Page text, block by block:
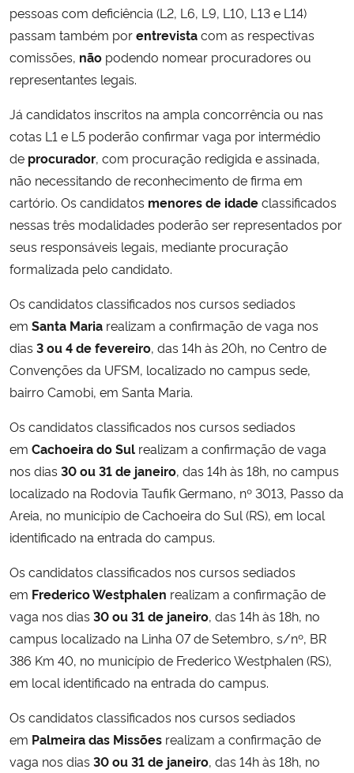
Controladoria-Geral da União
Ministério da Mulher, da Família e dos Direitos Humanos
Secretaria de Governo
Gabinete de Segurança Institucional
Advocacia-Geral da União
Banco Central do Brasil
Planalto
pessoas com deficiência (L2, L6, L9, L10, L13 e L14)
passam também porentrevistacom as respectivas
comissões, não podendo nomear procuradores ou
representantes legais.
Já candidatos inscritos na ampla concorrência ou nas
cotas L1 e L5 poderão confirmar vaga por intermédio
de procurador, com procuração redigida e assinada,
não necessitando de reconhecimento de firma em
cartório. Os candidatos menores de idadeclassificados
nessas três modalidades poderão ser representados por
seus responsáveis legais, mediante procuração
formalizada pelo candidato.
Os candidatos classificados nos cursos sediados
em Santa Maria realizam a confirmação de vaga nos
dias 3 ou 4 de fevereiro, das 14h às 20h, no Centro de
Convenções da UFSM, localizado no campus sede,
bairro Camobi, em Santa Maria.
Os candidatos classificados nos cursos sediados
em Cachoeira do Sul realizam a confirmação de vaga
nos dias 30 ou 31 de janeiro, das 14h às 18h, no campus
localizado na Rodovia Taufik Germano, nº 3013, Passo da
Areia, no município de Cachoeira do Sul (RS), em local
identificado na entrada do campus.
Os candidatos classificados nos cursos sediados
em Frederico Westphalen realizam a confirmação de
vaga nos dias 30 ou 31 de janeiro, das 14h às 18h, no
campus localizado na Linha 07 de Setembro, s/nº, BR
386 Km 40, no município de Frederico Westphalen (RS),
em local identificado na entrada do campus.
Os candidatos classificados nos cursos sediados
em Palmeira das Missões realizam a confirmação de
vaga nos dias 30 ou 31 de janeiro, das 14h às 18h, no